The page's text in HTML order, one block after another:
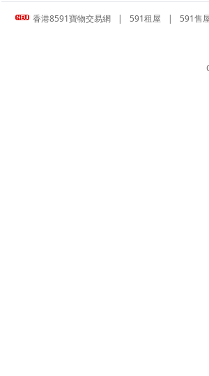
香港8591寶物交易網 | 591租屋 | 591售